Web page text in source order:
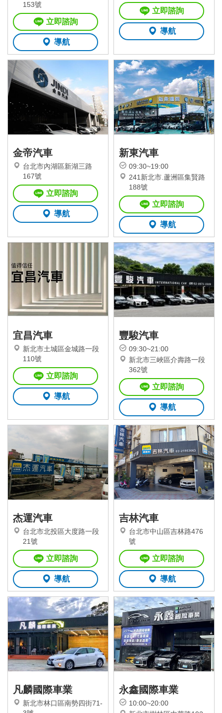
153號
立即諮詢
導航
立即諮詢
導航
金帝汽車
台北市內湖區新湖三路
167號
立即諮詢
導航
新東汽車
09:30~19:00
241新北市.蘆洲區集賢路
188號
立即諮詢
導航
宜昌汽車
新北市土城區金城路一段
110號
立即諮詢
導航
豐駿汽車
09:30~21:00
新北市三峽區介壽路一段
362號
立即諮詢
導航
杰運汽車
台北市北投區大度路一段
21號
立即諮詢
導航
吉林汽車
台北市中山區吉林路476
號
立即諮詢
導航
凡麟國際車業
新北市林口區南勢四街71-
永鑫國際車業
10:00~20:00